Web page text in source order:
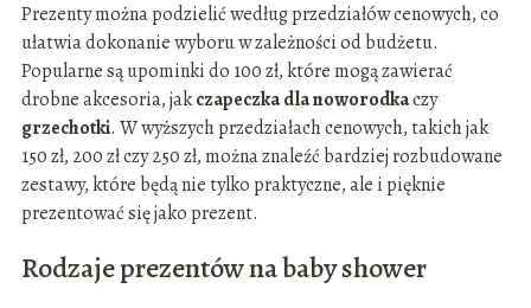
Prezenty można podzielić według przedziałów cenowych, co
ułatwia dokonanie wyboru w zależności od budżetu.
Popularne są upominki do 100 zł, które mogą zawierać
drobne akcesoria, jakczapeczka dla noworodkaczy
grzechotki. W wyższych przedziałach cenowych, takich jak
150 zł, 200 zł czy 250 zł, można znaleźć bardziej rozbudowane
zestawy, które będą nie tylko praktyczne, ale i pięknie
prezentować się jako prezent.
Rodzaje prezentów na baby shower